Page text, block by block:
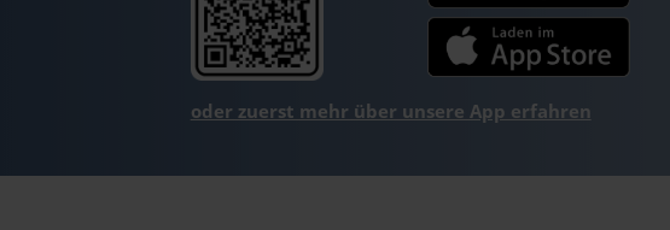
oder zuerst mehr über unsere App erfahren